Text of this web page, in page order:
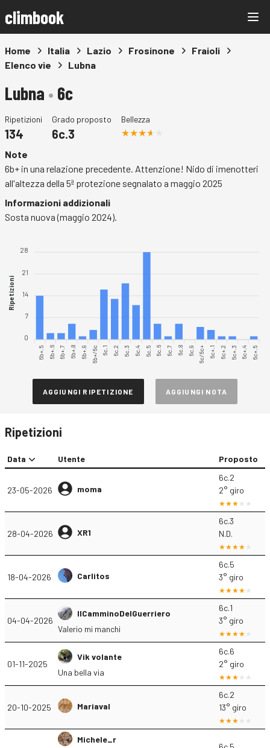
climbook
Home Italia Lazio Frosinone
Fraioli
Elenco vie
Lubna
Lubna • 6c
Ripetizioni
134
Grado proposto
6c.3
Bellezza
Note
6b+ in una relazione precedente. Attenzione! Nido di imenotteri
all'altezza della 5ª protezione segnalato a maggio 2025
Informazioni addizionali
Sosta nuova (maggio 2024).
28
21
14
7
0
Ripetizioni
6b+.5 6b+.6 6b+.7 6b+.8 6b+.9 6b+/6c 6c.1 6c.2 6c.3 6c.4 6c.5 6c.6 6c.7 6c.8 6c.9 6c/6c+ 6c+.1 6c+.2 6c+.3 6c+.4 6c+.5
AGGIUNGI RIPETIZIONE AGGIUNGI NOTA
Ripetizioni
Data Utente Proposto
23-05-2026 moma
6c.2
2° giro
28-04-2026 XR1
6c.3
N.D.
18-04-2026 Carlitos
6c.5
3° giro
04-04-2026
IlCamminoDelGuerriero
Valerio mi manchi
6c.1
3° giro
01-11-2025
Vik volante
Una bella via
6c.6
2° giro
20-10-2025 Mariaval
6c.2
13° giro
Michele_r